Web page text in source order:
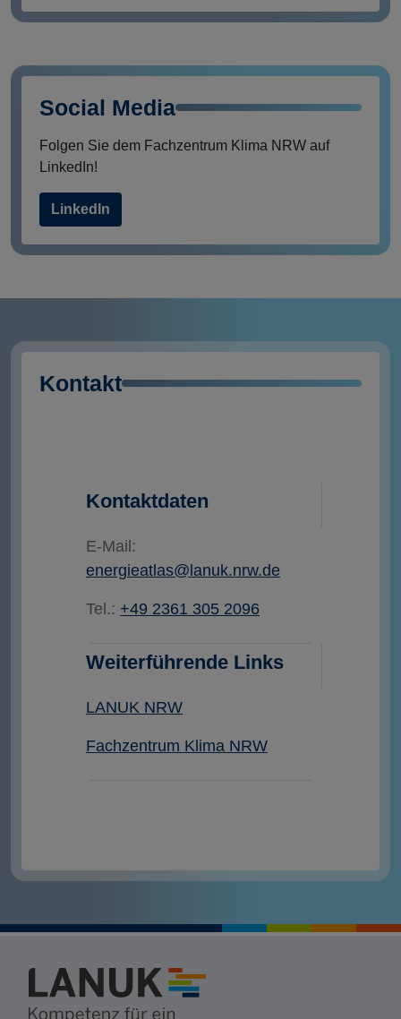
Social Media
Folgen Sie dem Fachzentrum Klima NRW auf
LinkedIn!
LinkedIn
Kontakt
Kontaktdaten
E-Mail:
energieatlas@lanuk.nrw.de
Tel.: +49 2361 305 2096
Weiterführende Links
LANUK NRW
Fachzentrum Klima NRW